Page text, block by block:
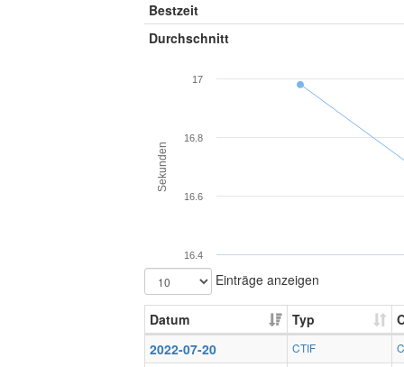
Bestzeit
Durchschnitt
Sekunden
16.4
16.6
16.8
17
Einträge anzeigen
Datum Typ
2022-07-20
CTIF